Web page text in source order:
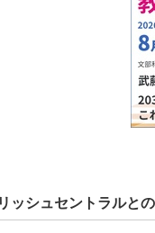
ッシュセントラルと